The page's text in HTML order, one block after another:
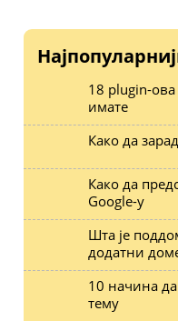
18 plugin-ова
имате
Како да
Како да
Google-у
Шта је
додатни
10 начина
тему